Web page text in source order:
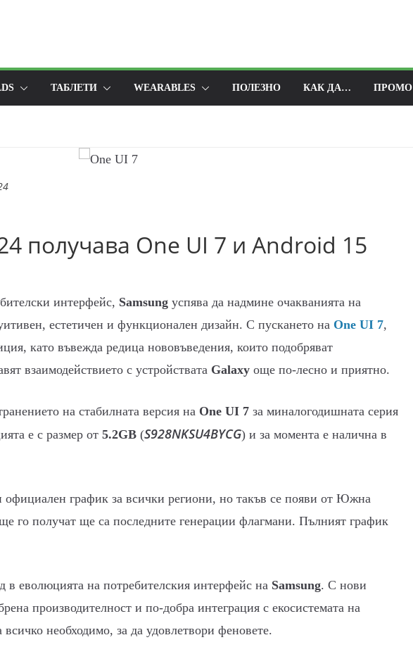
ТАБЛЕТИ WEARABLES ПОЛЕЗНО КАК ДА… ПРОМО
получава One UI 7 и Android 15
интерфейс, Samsung успява да надмине очакванията на
естетичен и функционален дизайн. С пускането на One UI 7,
като въвежда редица нововъведения, които подобряват
взаимодействието с устройствата Galaxy още по-лесно и приятно.
на стабилната версия на One UI 7 за миналогодишната серия
е с размер от 5.2GB (S928NKSU4BYCG) и за момента е налична в
официален график за всички региони, но такъв се появи от Южна
го получат ще са последните генерации флагмани. Пълният график
в еволюцията на потребителския интерфейс на Samsung. С нови
производителност и по-добра интеграция с екосистемата на
необходимо, за да удовлетвори феновете.